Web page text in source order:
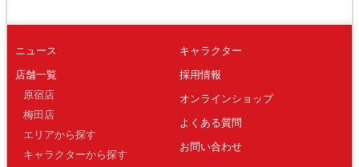
ニュース
店舗一覧
原宿店
梅田店
エリアから探す
キャラクターから探す
キャラクター
採用情報
オンラインショップ
よくある質問
お問い合わせ